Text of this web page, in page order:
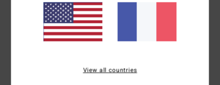
Composition60% coton, 40% polyester
Traçabilité du produit (Loi Agec)
Livraison & RetoursView all countries